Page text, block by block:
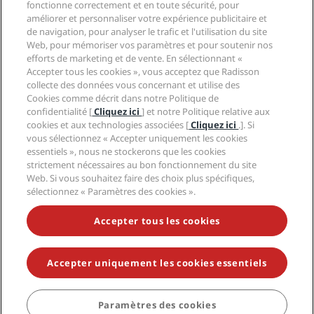
RÉSERVER
Hôtels adaptés aux Familles
Santé et sécurité
Carrières RHG
Carrières PPHE
Carrières EHL
The Club by RHG
Opportunités de développement
Entreprise responsable
Approvisionnement
Centre de confidentialité
Mentions légales
Conditions générales Radisson Rewards
Contrat d’utilisation du site
Accessibilité numérique
Déclaration sur l’esclavage moderne
Aide
Avis aux consommateurs
Contact
FAQ
Plan du site
Médias sociaux
Marques Radisson Hotels
NE MANQUEZ AUCUNE DE NOS OFFRES LES PLUS
POPULAIRES
© 2026 Radisson Hotel Group.Tous droits réservés. RHG Radisson
Hotel Group, Radisson, Radisson RED, Radisson Blu, Radisson Collection,
Radisson Individuals, Park Plaza, Park Inn, Country Inn & Suites, Prize by
Radisson, Radisson Rewards, et Radisson Meetings sont des marques
déposées de Radisson Hotel Group.
fonctionne correctement et en toute sécurité, pour
améliorer et personnaliser votre expérience publicitaire et
de navigation, pour analyser le trafic et l'utilisation du site
Web, pour mémoriser vos paramètres et pour soutenir nos
efforts de marketing et de vente. En sélectionnant «
Accepter tous les cookies », vous acceptez que Radisson
collecte des données vous concernant et utilise des
Cookies comme décrit dans notre Politique de
confidentialité [Cliquez ici] et notre Politique relative aux
cookies et aux technologies associées [Cliquez ici .]. Si
vous sélectionnez « Accepter uniquement les cookies
essentiels », nous ne stockerons que les cookies
strictement nécessaires au bon fonctionnement du site
Web. Si vous souhaitez faire des choix plus spécifiques,
sélectionnez « Paramètres des cookies ».
Accepter tous les cookies
Accepter uniquement les cookies essentiels
Paramètres des cookies